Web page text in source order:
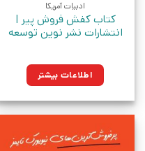
ادبیات آمریکا
کتاب کفش فروش پیر |
انتشارات نشر نوین توسعه
اطلاعات بیشتر